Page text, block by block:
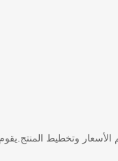
الأسعار وتخطيط